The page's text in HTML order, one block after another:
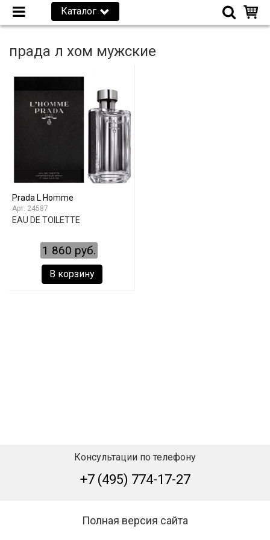
Каталог
прада л хом мужские
Prada L Homme
24587
EAU DE TOILETTE
1 860 руб.
В корзину
Консультации по телефону
+7 (495) 774-17-27
Полная версия сайта